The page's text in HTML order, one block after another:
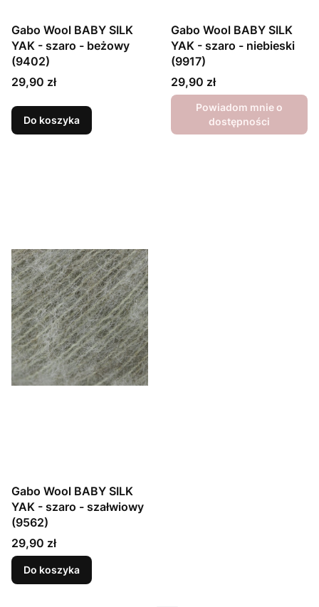
Gabo Wool BABY SILK
YAK - szaro - beżowy
(9402)
Cena
29,90 zł
Do koszyka
Gabo Wool BABY SILK
YAK - szaro - niebieski
(9917)
Cena
29,90 zł
Powiadom mnie o
dostępności
Gabo Wool BABY SILK
YAK - szaro - szałwiowy
(9562)
Cena
29,90 zł
Do koszyka